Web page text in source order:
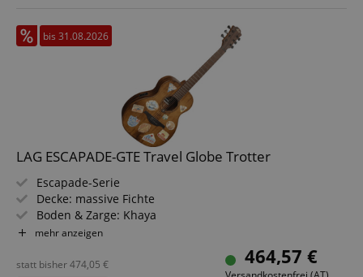
bis 31.08.2026
LAG ESCAPADE-GTE Travel Globe Trotter
Escapade-Serie
Decke: massive Fichte
Boden & Zarge: Khaya
Griffbrett/Hals: Brown Brankowood / Khaya
Farbe & Finish: Natur, Satin
mehr anzeigen
464,57 €
statt bisher474,05 €